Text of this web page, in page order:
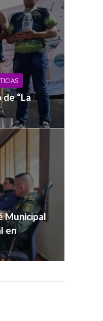
“La
Municipal
en